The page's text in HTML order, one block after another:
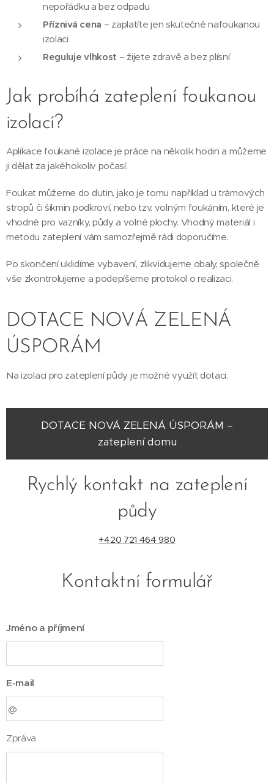
nepořádku a bez odpadu
Příznivá cena – zaplatíte jen skutečně nafoukanou
izolaci
Reguluje vlhkost – žijete zdravě a bez plísní
Jak probíhá zateplení foukanou
izolací?
Aplikace foukané izolace je práce na několik hodin a můžeme
ji dělat za jakéhokoliv počasí.
Foukat můžeme do dutin, jako je tomu například u trámových
stropů či šikmin podkroví, nebo tzv. volným foukáním, které je
vhodné pro vazníky, půdy a volné plochy. Vhodný materiál i
metodu zateplení vám samozřejmě rádi doporučíme.
Po skončení uklidíme vybavení, zlikvidujeme obaly, společně
vše zkontrolujeme a podepíšeme protokol o realizaci.
DOTACE NOVÁ ZELENÁ
ÚSPORÁM
Na izolaci pro zateplení půdy je možné využít dotaci.
DOTACE NOVÁ ZELENÁ ÚSPORÁM –
zateplení domu
Rychlý kontakt na zateplení
půdy
+420 721 464 980
Kontaktní formulář
Jméno a příjmení
E-mail
Zpráva